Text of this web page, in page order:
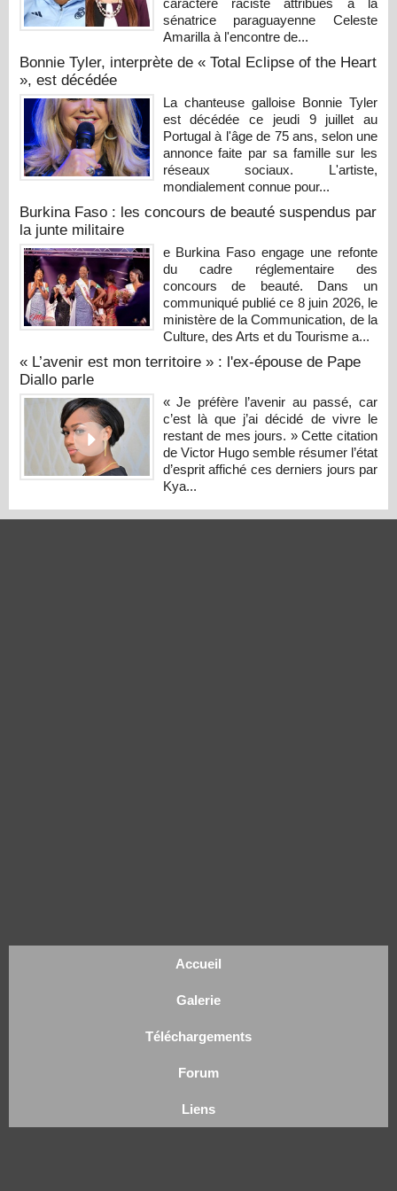
caractère raciste attribués à la
sénatrice paraguayenne Celeste
Amarilla à l'encontre de...
Bonnie Tyler, interprète de « Total Eclipse of the Heart
», est décédée
La chanteuse galloise Bonnie Tyler
est décédée ce jeudi 9 juillet au
Portugal à l'âge de 75 ans, selon une
annonce faite par sa famille sur les
réseaux sociaux. L'artiste,
mondialement connue pour...
Burkina Faso : les concours de beauté suspendus par
la junte militaire
e Burkina Faso engage une refonte
du cadre réglementaire des
concours de beauté. Dans un
communiqué publié ce 8 juin 2026, le
ministère de la Communication, de la
Culture, des Arts et du Tourisme a...
« L’avenir est mon territoire » : l'ex-épouse de Pape
Diallo parle
« Je préfère l’avenir au passé, car
c’est là que j’ai décidé de vivre le
restant de mes jours. » Cette citation
de Victor Hugo semble résumer l’état
d’esprit affiché ces derniers jours par
Kya...
Accueil
Galerie
Téléchargements
Forum
Liens